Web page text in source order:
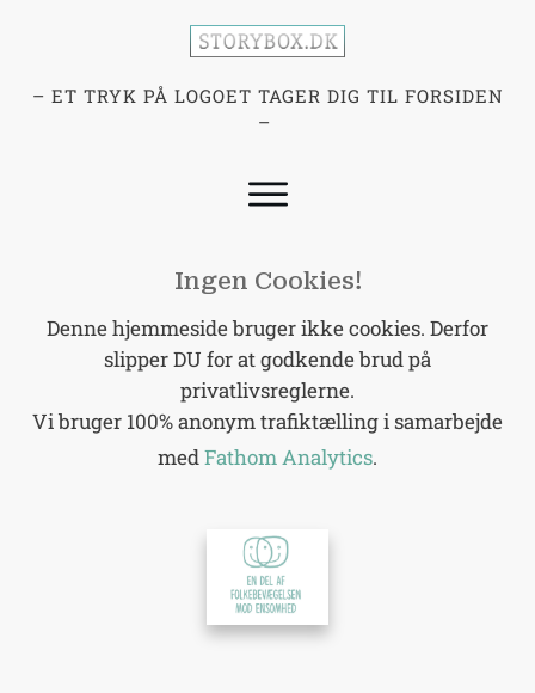
– ET TRYK PÅ LOGOET TAGER DIG TIL FORSIDEN
–
Ingen Cookies!
Denne hjemmeside bruger ikke cookies. Derfor
slipper DU for at godkende brud på
privatlivsreglerne.
Vi bruger 100% anonym trafiktælling i samarbejde
medFathom Analytics.